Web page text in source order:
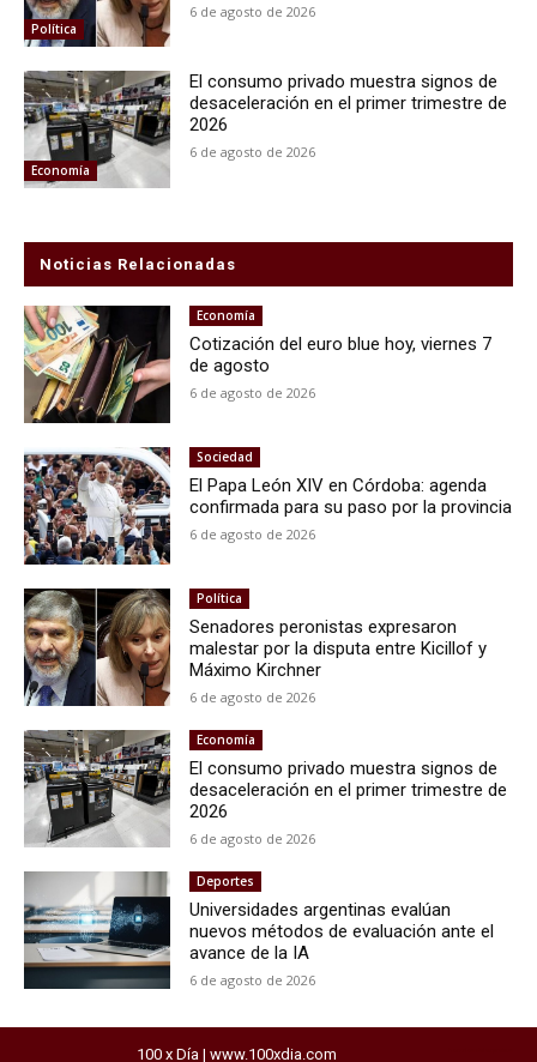
Política
6 de agosto de 2026
Economía
El consumo privado muestra signos de
desaceleración en el primer trimestre de
2026
6 de agosto de 2026
Noticias Relacionadas
Economía
Cotización del euro blue hoy, viernes 7
de agosto
6 de agosto de 2026
Sociedad
El Papa León XIV en Córdoba: agenda
confirmada para su paso por la provincia
6 de agosto de 2026
Política
Senadores peronistas expresaron
malestar por la disputa entre Kicillof y
Máximo Kirchner
6 de agosto de 2026
Economía
El consumo privado muestra signos de
desaceleración en el primer trimestre de
2026
6 de agosto de 2026
Deportes
Universidades argentinas evalúan
nuevos métodos de evaluación ante el
avance de la IA
6 de agosto de 2026
100 x Día | www.100xdia.com